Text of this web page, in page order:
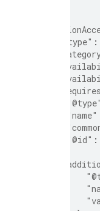
"@type" :
"@type"
"name"
"@id" :